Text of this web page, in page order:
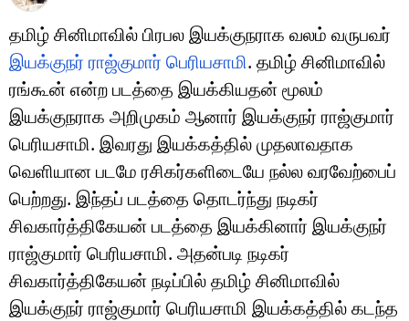
தமிழ் சினிமாவில் பிரபல இயக்குநராக வலம் வருபவர்
இயக்குநர் ராஜ்குமார் பெரியசாமி. தமிழ் சினிமாவில்
ரங்கூன் என்ற படத்தை இயக்கியதன் மூலம்
இயக்குநராக அறிமுகம் ஆனார் இயக்குநர் ராஜ்குமார்
பெரியசாமி. இவரது இயக்கத்தில் முதலாவதாக
வெளியான படமே ரசிகர்களிடையே நல்ல வரவேற்பைப்
பெற்றது. இந்தப் படத்தை தொடர்ந்து நடிகர்
சிவகார்த்திகேயன் படத்தை இயக்கினார் இயக்குநர்
ராஜ்குமார் பெரியசாமி. அதன்படி நடிகர்
சிவகார்த்திகேயன் நடிப்பில் தமிழ் சினிமாவில்
இயக்குநர் ராஜ்குமார் பெரியசாமி இயக்கத்தில் கடந்த